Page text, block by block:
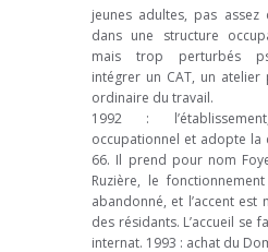
jeunes adultes, pas
dans une structure
mais trop perturbés
intégrer un CAT, un
ordinaire du travail.
1992 :
occupationnel et adopte la
66. Il prend pour nom
Ruzière, le
abandonné, et l’accent est
des résidants. L’accueil se
internat. 1993 : achat du